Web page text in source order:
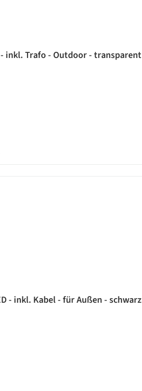
- inkl. Trafo - Outdoor - transparent
- inkl. Kabel - für Außen - schwarz